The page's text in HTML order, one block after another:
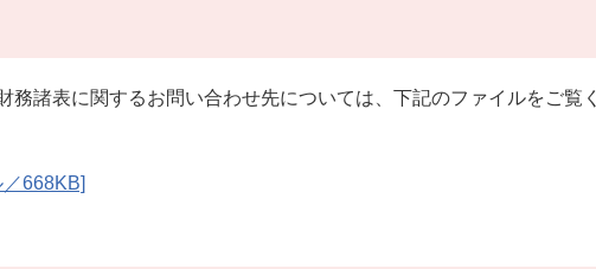
務諸表に関するお問い合わせ先については、下記のファイルをご覧く
668KB]